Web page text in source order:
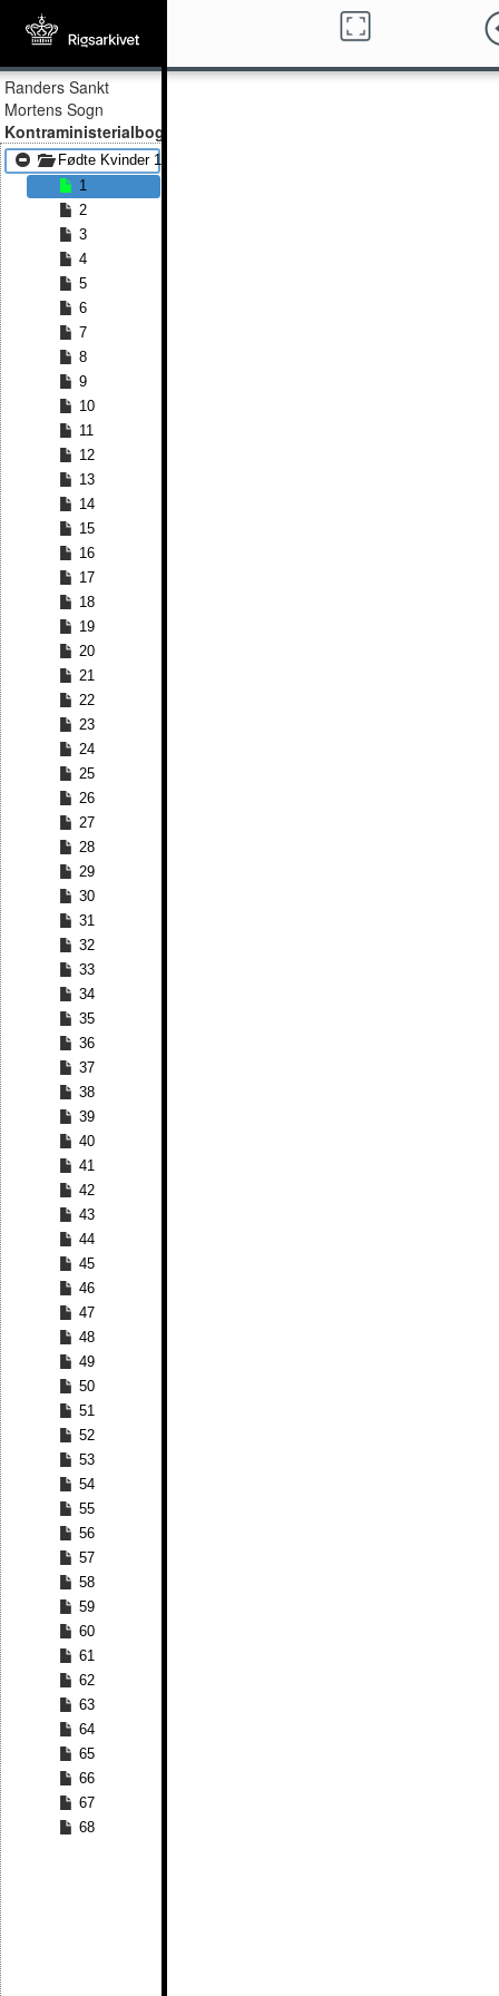
Randers Sankt
Mortens Sogn
Kontraministerialbog
Fødte Kvinder 1834 - Fødte Kvinder 1838
1
2
3
4
5
6
7
8
9
10
11
12
13
14
15
16
17
18
19
20
21
22
23
24
25
26
27
28
29
30
31
32
33
34
35
36
37
38
39
40
41
42
43
44
45
46
47
48
49
50
51
52
53
54
55
56
57
58
59
60
61
62
63
64
65
66
67
68